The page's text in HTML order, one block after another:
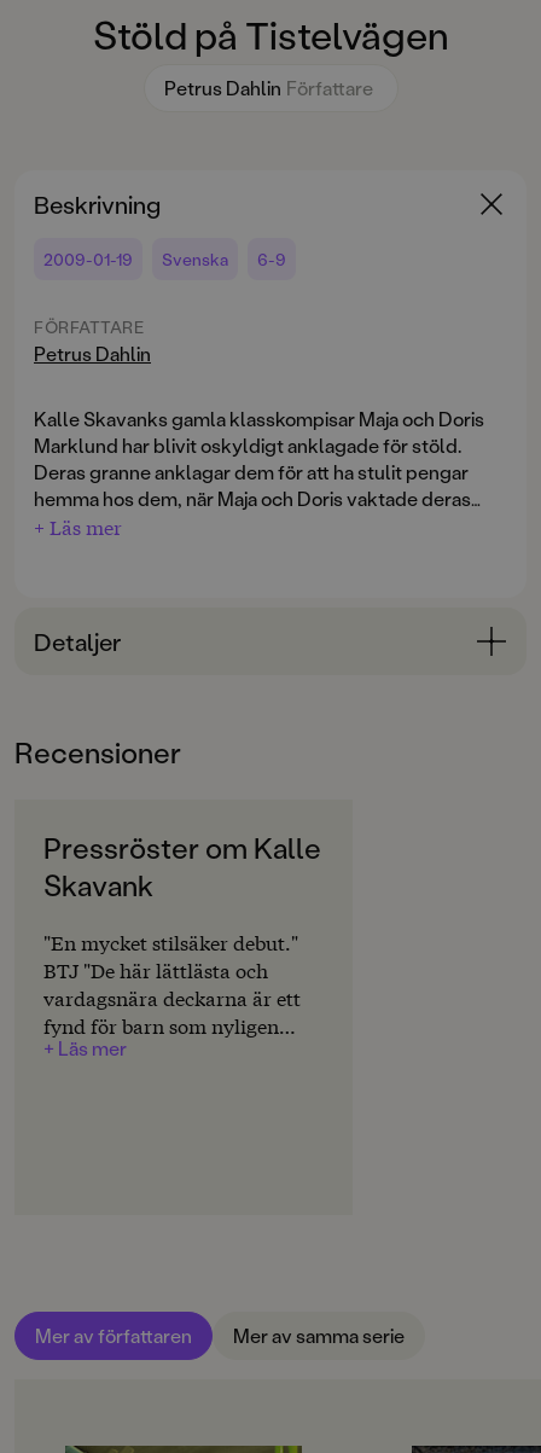
Stöld på Tistelvägen
Petrus Dahlin Författare
Beskrivning
2009-01-19 Svenska 6-9
FÖRFATTARE
Petrus Dahlin
Kalle Skavanks gamla klasskompisar Maja och Doris
Marklund har blivit oskyldigt anklagade för stöld.
Deras granne anklagar dem för att ha stulit pengar
hemma hos dem, när Maja och Doris vaktade deras
hus. Alla bevis pekar mot systrarna - nu behöver de
Kalle Skavank och Dilsa är Stockholms södra förorters
i särklass coolaste detektiver och ett oslagbart team
+ Läs mer
Detaljer
6-9
Svenska
SPRÅK
SERIE
Kalle Skavank
PUBLICERINGSDATUM
Produktdetaljer
Recensioner
Pressröster om Kalle
Skavank
"En mycket stilsäker debut."
BTJ "De här lättlästa och
vardagsnära deckarna är ett
fynd för barn som nyligen
börjat läsa själva. De har det
+ Läs mer
Mer av författaren Mer av samma serie